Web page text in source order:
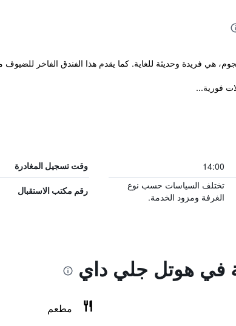
14:00 وقت تسجيل المغادرة
تختلف السياسات حسب نوع
الغرفة ومزود الخدمة.
رقم مكتب الاستقبال
في هوتل جلي داي
مطعم